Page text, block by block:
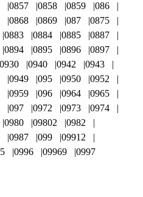
0857 0858 0859
086
0868 0869 087
0875
0883 0884 0885
0887
0894 0895 0896
0897
0930 0940 0942
0943
0949 095 0950
0952
0959 096 0964
0965
097 0972 0973
0974
0980 09802
0982
0987 099
09912
0996 09969 0997